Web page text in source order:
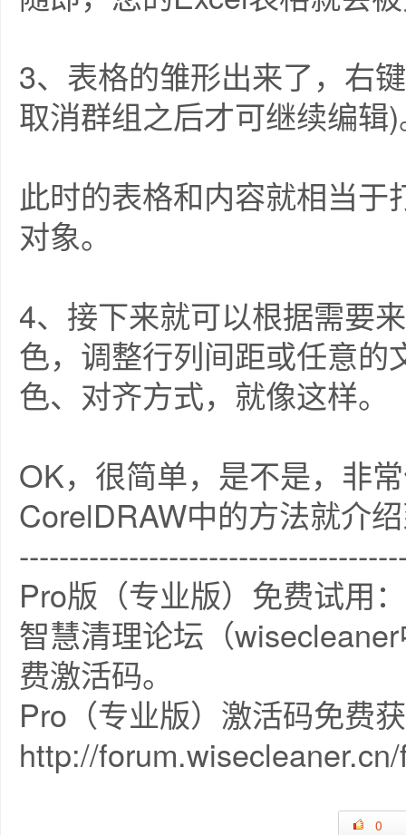
3、表格的雏形出来了，右
取消群组之后才可继续编辑
此时的表格和内容就相当
对象。
4、接下来就可以根据需要
色，调整行列间距或任意
色、对齐方式，就像这样。
OK，很简单，是不是，非
CorelDRAW中的方法就介
Pro版（专业版）免费试用：
智慧清理论坛（
费激活码。
Pro（专业版）激活码免费
http://
0